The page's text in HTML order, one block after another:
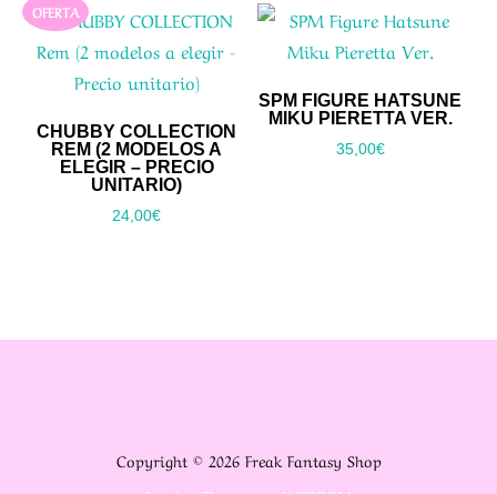
OFERTA
CHUBBY COLLECTION
REM (2 MODELOS A
ELEGIR – PRECIO
UNITARIO)
24,00€
SPM FIGURE HATSUNE
MIKU PIERETTA VER.
35,00€
Copyright © 2026 Freak Fantasy Shop